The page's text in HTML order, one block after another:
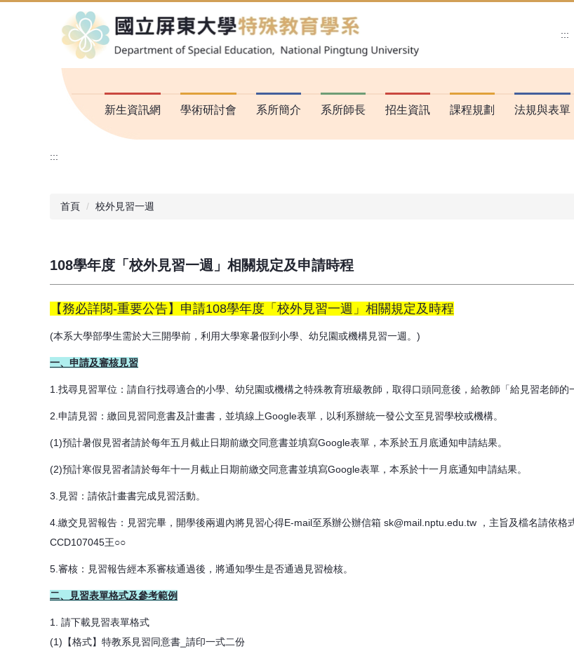
:::
新生資訊網 學術研討會 系所簡介 系所師長 招生資訊 課程規劃 法規與表單
:::
首頁 校外見習一週
108學年度「校外見習一週」相關規定及申請時程
【務必詳閱-重要公告】申請108學年度「校外見習一週」相關規定及時程
(本系大學部學生需於大三開學前，利用大學寒暑假到小學、幼兒園或機構見習一週。)
一、申請及審核見習
1.找尋見習單位：請自行找尋適合的小學、幼兒園或機構之特殊教育班級教師，取得口頭同意後，給教師「給見習老師的
2.申請見習：繳回見習同意書及計畫書，並填線上Google表單，以利系辦統一發公文至見習學校或機構。
(1)預計暑假見習者請於每年五月截止日期前繳交同意書並填寫Google表單，本系於五月底通知申請結果。
(2)預計寒假見習者請於每年十一月截止日期前繳交同意書並填寫Google表單，本系於十一月底通知申請結果。
3.見習：請依計畫書完成見習活動。
4.繳交見習報告：見習完畢，開學後兩週內將見習心得E-mail至系辦公辦信箱 sk@mail.nptu.edu.tw ，主旨及檔名請依格
CCD107045王○○
5.審核：見習報告經本系審核通過後，將通知學生是否通過見習檢核。
二、見習表單格式及參考範例
1. 請下載見習表單格式
(1)【格式】特教系見習同意書_請印一式二份